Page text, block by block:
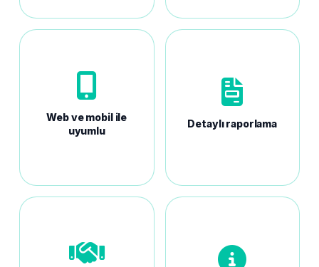
Web ve mobil ile
uyumlu
Detaylı raporlama